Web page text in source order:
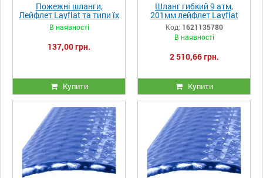
Пожежні шланги,
Лейфлет Layflat та типи їх
з'єднання, Storz vs ГР
В наявності
137,00 грн.
Купити
Шланг гибкий 9 атм,
201мм лейфлет Layflat
высоконапорный для
навоза и дождевальных
машин ManureFlow
Код: 1621135780
В наявності
2 510,66 грн.
Купити